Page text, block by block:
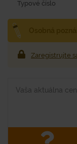
Typové číslo
Zaregistrujte
Vaša aktuálna